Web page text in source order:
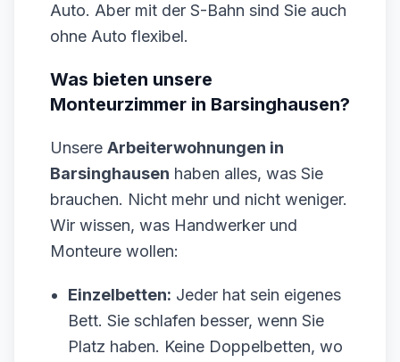
Auto. Aber mit der S-Bahn sind Sie auch
ohne Auto flexibel.
Was bieten unsere
Monteurzimmer in Barsinghausen?
Unsere Arbeiterwohnungen in
Barsinghausen haben alles, was Sie
brauchen. Nicht mehr und nicht weniger.
Wir wissen, was Handwerker und
Monteure wollen:
Einzelbetten: Jeder hat sein eigenes
Bett. Sie schlafen besser, wenn Sie
Platz haben. Keine Doppelbetten, wo